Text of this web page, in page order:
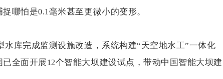
捉哪怕是0.1 毫米甚至更微小的变形。
水库完成监测设施改造，系统构建“天空地水工”一体化
已全面开展12个智能大坝建设试点，带动中国智能大坝建